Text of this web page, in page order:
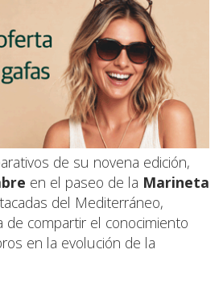
de su novena edición,
en el paseo de la Marineta
del Mediterráneo,
de compartir el conocimiento
en la evolución de la